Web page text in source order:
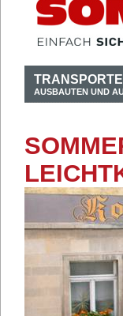
AUSBAUTEN UND